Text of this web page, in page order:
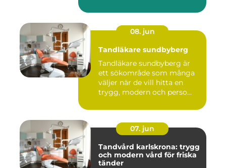
08. jun
Tandläkare sundbyberg
Tandläkare sundbyberg är
ett sökområde som många
väljer när de vill hitta en
trygg, modern och perso...
07. jun
Tandvård karlskrona: trygg
och modern vård för friska
tänder